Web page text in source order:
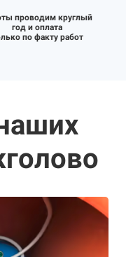
проводим круглый
год и оплата
по факту работ